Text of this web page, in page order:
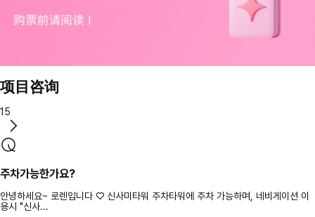
项目咨询
15
주차가능한가요?
안녕하세요~ 로렌입니다 ♡ 신사미타워 주차타워에 주차 가능하며, 네비게이션 이
용시 "신사...